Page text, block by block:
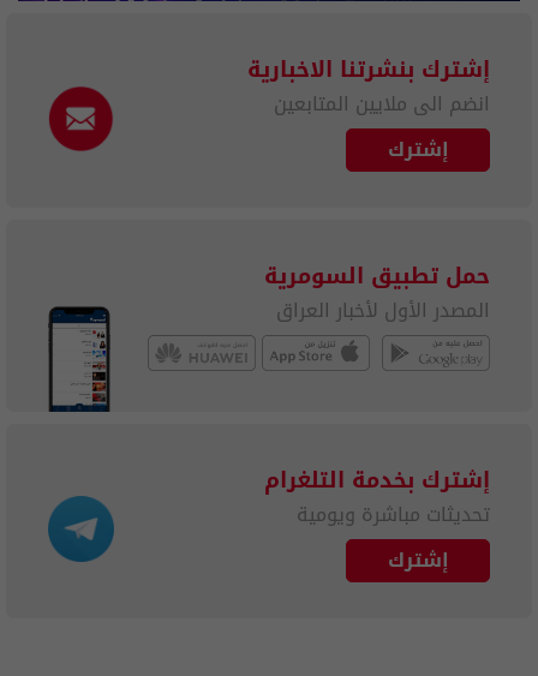
إشترك بنشرتنا الاخبارية
انضم الى ملايين المتابعين
إشترك
حمل تطبيق السومرية
المصدر الأول لأخبار العراق
إشترك بخدمة التلغرام
تحديثات مباشرة ويومية
إشترك